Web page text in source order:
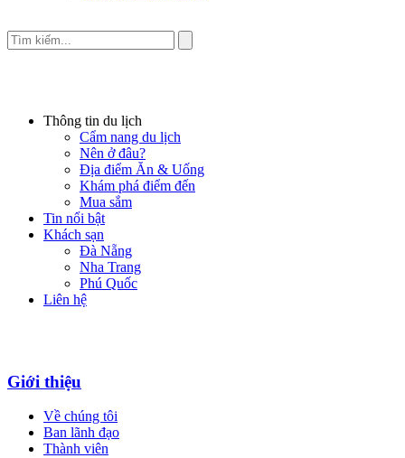
Thông tin du lịch
Cẩm nang du lịch
Nên ở đâu?
Địa điểm Ăn & Uống
Khám phá điểm đến
Mua sắm
Tin nổi bật
Khách sạn
Đà Nẵng
Nha Trang
Phú Quốc
Liên hệ
Giới thiệu
Về chúng tôi
Ban lãnh đạo
Thành viên